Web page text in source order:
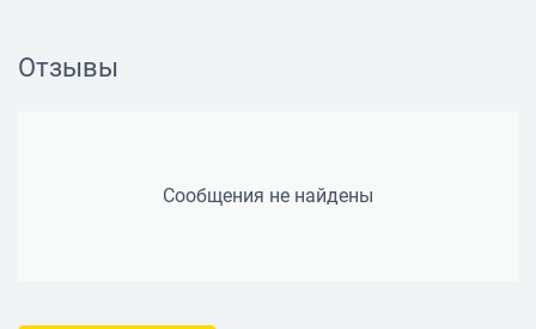
Таймер
Отзывы
Сообщения не найдены